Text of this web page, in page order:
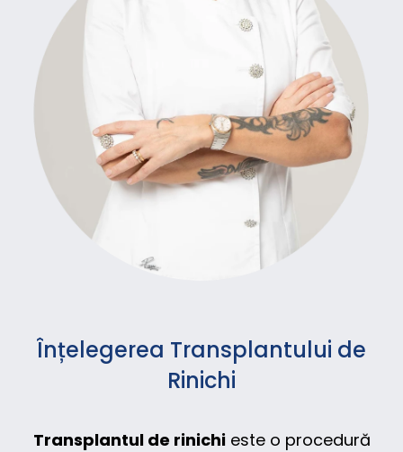
Înțelegerea Transplantului de
Rinichi
Transplantul de rinichieste o procedură